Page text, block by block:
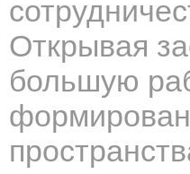
Открывая
большую